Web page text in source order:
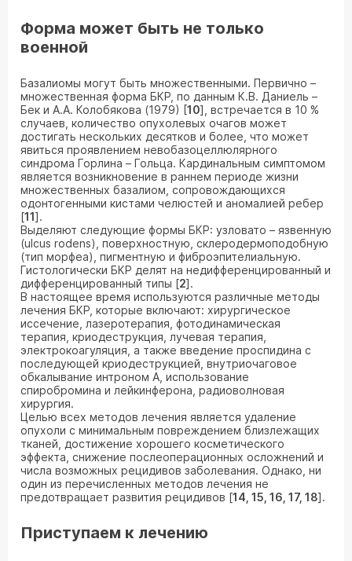
Форма может быть не только
военной
Базалиомы могут быть множественными. Первично –
множественная форма БКР, по данным К.В. Даниель –
Бек и А.А. Колобякова (1979) [10], встречается в 10 %
случаев, количество опухолевых очагов может
достигать нескольких десятков и более, что может
явиться проявлением невобазоцеллюлярного
синдрома Горлина – Гольца. Кардинальным симптомом
является возникновение в раннем периоде жизни
множественных базалиом, сопровождающихся
одонтогенными кистами челюстей и аномалией ребер
[11].
Выделяют следующие формы БКР: узловато – язвенную
(ulcus rodens), поверхностную, склеродермоподобную
(тип морфеа), пигментную и фиброэпителиальную.
Гистологически БКР делят на недифференцированный и
дифференцированный типы [2].
В настоящее время используются различные методы
лечения БКР, которые включают: хирургическое
иссечение, лазеротерапия, фотодинамическая
терапия, криодеструкция, лучевая терапия,
электрокоагуляция, а также введение проспидина с
последующей криодеструкцией, внутриочаговое
обкалывание интроном А, использование
спиробромина и лейкинферона, радиоволновая
хирургия.
Целью всех методов лечения является удаление
опухоли с минимальным повреждением близлежащих
тканей, достижение хорошего косметического
эффекта, снижение послеоперационных осложнений и
числа возможных рецидивов заболевания. Однако, ни
один из перечисленных методов лечения не
предотвращает развития рецидивов [14, 15, 16, 17, 18].
Приступаем к лечению